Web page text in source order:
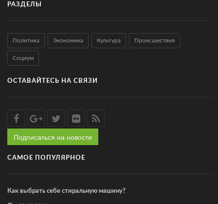
РАЗДЕЛЫ
Политика Экономика Культура Происшествия
Социум
ОСТАВАЙТЕСЬ НА СВЯЗИ
Подписаться на новости
САМОЕ ПОПУЛЯРНОЕ
Как выбрать себе стиральную машину?